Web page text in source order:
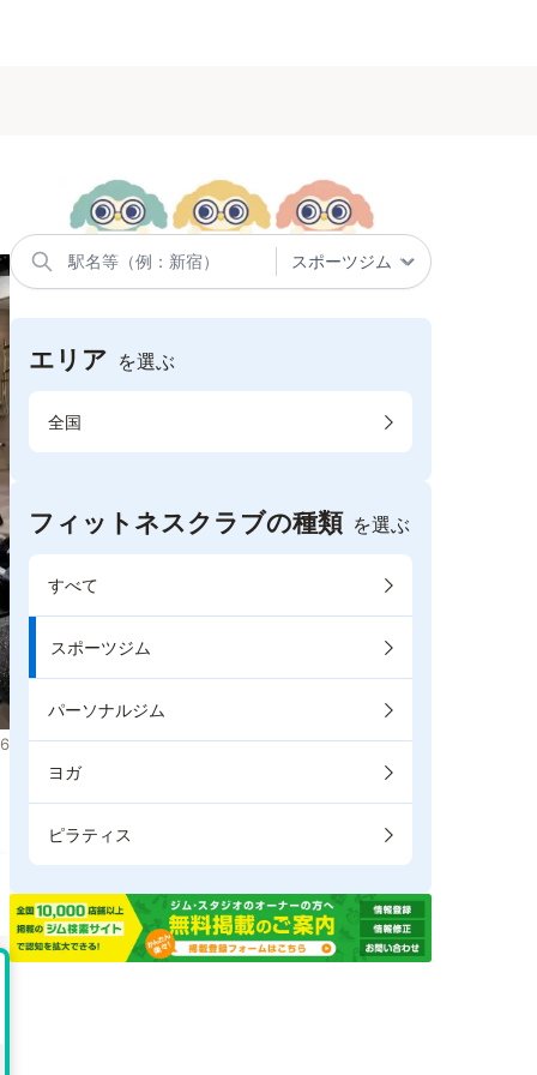
エリア を選ぶ
全国
フィットネスクラブの種類 を選ぶ
すべて
スポーツジム
パーソナルジム
ヨガ
ピラティス